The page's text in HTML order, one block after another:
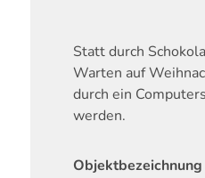
Statt durch
Warten auf
durch ein
werden.
Objektbezeichnung